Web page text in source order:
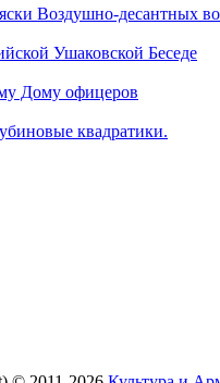
Воздушно-десантных
Ушаковской Беседе
Дому офицеров
квадратики.